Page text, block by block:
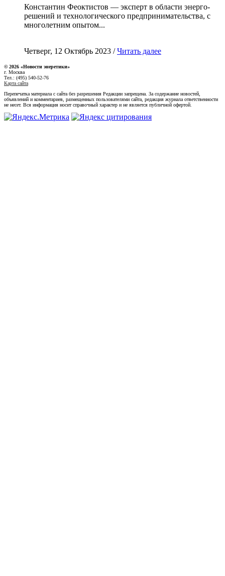
Константин Феоктистов — эксперт в области энерго-
решений и технологического предпринимательства, с
многолетним опытом...
Четверг, 12 Октябрь 2023 /Читать далее
© 2026 «Новости энеретики»
г. Москва
Тел.: (495) 540-52-76
Карта сайта
Перепечатка материала с сайта без разрешения Редакции запрещена. За содержание новостей,
объявлений и комментариев, размещенных пользователями сайта, редакция журнала ответственности
не несет. Вся информация носит справочный характер и не является публичной офертой.